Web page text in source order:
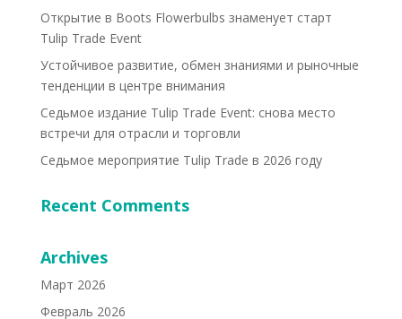
Открытие в Boots Flowerbulbs знаменует старт
Tulip Trade Event
Устойчивое развитие, обмен знаниями и рыночные
тенденции в центре внимания
Седьмое издание Tulip Trade Event: снова место
встречи для отрасли и торговли
Седьмое мероприятие Tulip Trade в 2026 году
Recent Comments
Archives
Март 2026
Февраль 2026